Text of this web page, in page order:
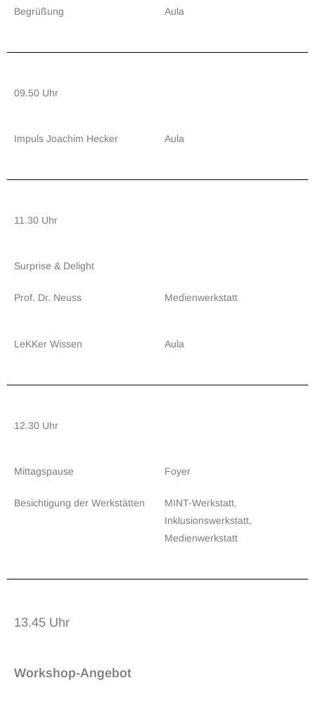
Begrüßung Aula
09.50 Uhr
Impuls Joachim Hecker Aula
11.30 Uhr
Surprise & Delight
Prof. Dr. Neuss Medienwerkstatt
LeKKer Wissen Aula
12.30 Uhr
Mittagspause
Besichtigung der Werkstätten
Foyer
MINT-Werkstatt,
Inklusionswerkstatt,
Medienwerkstatt
13.45 Uhr
Workshop-Angebot